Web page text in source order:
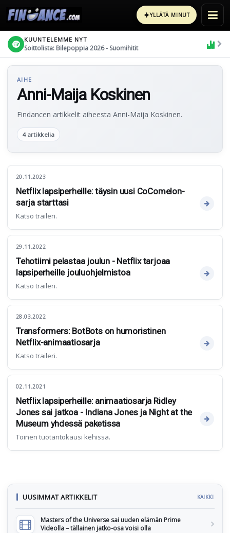
✦YLLÄTÄ MINUT
KUUNTELEMME NYT
Soittolista: Bilepoppia 2026 - Suomihitit
AIHE
Anni-Maija Koskinen
Findancen artikkelit aiheesta Anni-Maija Koskinen.
4 artikkelia
20.11.2023
Netflix lapsiperheille: täysin uusi CoComelon-
sarja starttasi
Katso traileri.
29.11.2022
Tehotiimi pelastaa joulun - Netflix tarjoaa
lapsiperheille jouluohjelmistoa
Katso traileri.
28.03.2022
Transformers: BotBots on humoristinen
Netflix-animaatiosarja
Katso traileri.
02.11.2021
Netflix lapsiperheille: animaatiosarja Ridley
Jones sai jatkoa - Indiana Jones ja Night at the
Museum yhdessä paketissa
Toinen tuotantokausi kehissä.
UUSIMMAT ARTIKKELIT KAIKKI
Masters of the Universe sai uuden elämän Prime
Videolla – tällainen jatko-osa voisi olla